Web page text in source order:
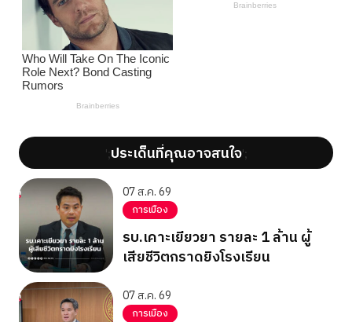
';ประเด็นที่คุณอาจสนใจ';
07 ส.ค. 69
การเมือง
รบ.เคาะเยียวยา รายละ 1 ล้าน ผู้
เสียชีวิตกราดยิงโรงเรียน
07 ส.ค. 69
การเมือง